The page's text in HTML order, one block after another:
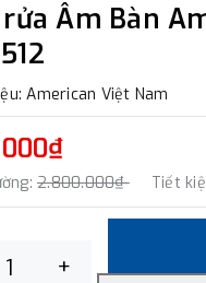
Âm Bàn
American Việt Nam
2.800.000₫ Tiết
+